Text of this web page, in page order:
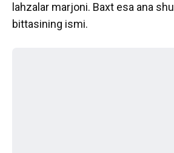
lahzalar marjoni. Baxt esa ana
bittasining ismi.